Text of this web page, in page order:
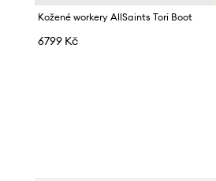
Kožené workery AllSaints Tori Boot
6799 Kč